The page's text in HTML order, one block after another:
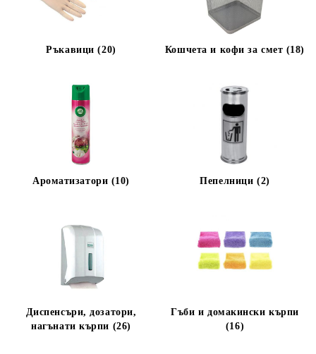
Ръкавици (20) Кошчета и кофи за смет (18)
Ароматизатори (10) Пепелници (2)
Диспенсъри, дозатори,
нагънати кърпи (26)
Гъби и домакински кърпи
(16)